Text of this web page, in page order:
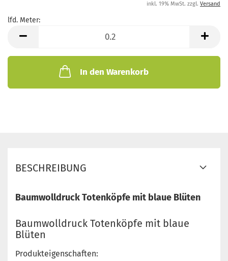
inkl. 19% MwSt. zzgl. Versand
lfd. Meter:
Meter
In den Warenkorb
BESCHREIBUNG
Baumwolldruck Totenköpfe mit blaue Blüten
Baumwolldruck Totenköpfe mit blaue
Blüten
Produkteigenschaften: